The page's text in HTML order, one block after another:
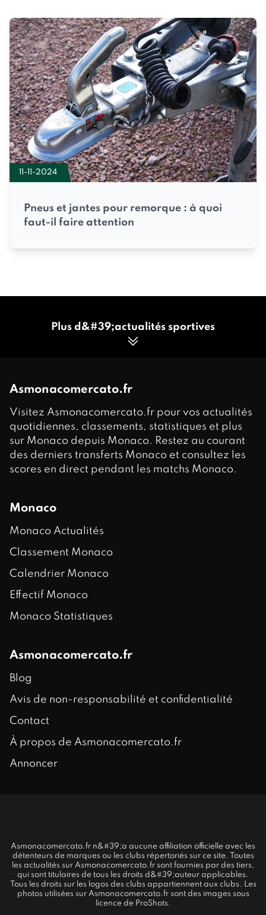
11-11-2024
Pneus et jantes pour remorque : à quoi
faut-il faire attention
Plus d&#39;actualités sportives
Asmonacomercato.fr
Visitez Asmonacomercato.fr pour vos actualités
quotidiennes, classements, statistiques et plus
sur Monaco depuis Monaco. Restez au courant
des derniers transferts Monaco et consultez les
scores en direct pendant les matchs Monaco.
Monaco
Monaco Actualités
Classement Monaco
Calendrier Monaco
Effectif Monaco
Monaco Statistiques
Asmonacomercato.fr
Blog
Avis de non-responsabilité et confidentialité
Contact
À propos de Asmonacomercato.fr
Annoncer
Asmonacomercato.fr n&#39;a aucune affiliation officielle avec les
détenteurs de marques ou les clubs répertoriés sur ce site. Toutes
les actualités sur Asmonacomercato.fr sont fournies par des tiers,
qui sont titulaires de tous les droits d&#39;auteur applicables.
Tous les droits sur les logos des clubs appartiennent aux clubs. Les
photos utilisées sur Asmonacomercato.fr sont des images sous
licence de ProShots.